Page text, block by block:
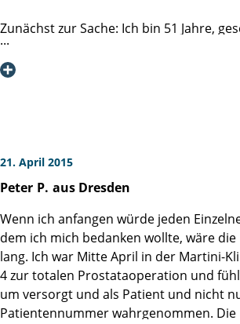
Betreuung. Hut ab vor der Chiurgin, die
geleistet hat! Und Hut ab vor dem
mir den Aufenthalt so angenehm wie
Ich kann mir keine besser Klinik für eine
Zunächst zur Sache: Ich bin 51 Jahre,
gehe regelmäßig zur Vorsorge, rasanter
02/2015 Fusionsbiopsie in der Martini-
Die Betreuung in der Martini-Klinik war
professionell und herzlich zugleich.
Ärzten, Psychologen, Pflegepersonal,
hin zum Reinigungspersonal waren alle
zuvorkommend, freundlich und
Sehr hilfreich für meinen
dass ich per Internet, persönlicher
Broschüren und Patienten-DVD stets
21. April 2015
Peter P. aus Dresden
Wenn ich anfangen würde jeden
dem ich mich bedanken wollte, wäre
lang. Ich war Mitte April in der Martini-
4 zur totalen Prostataoperation und
um versorgt und als Patient und nicht
Patientennummer wahrgenommen. Die